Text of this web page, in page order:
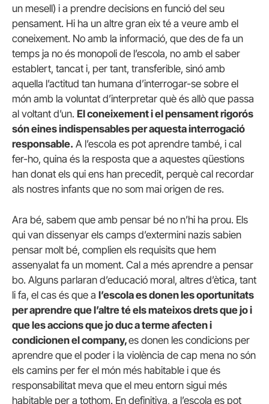
un mesell) i a prendre decisions en funció del seu
pensament. Hi ha un altre gran eix té a veure amb el
coneixement. No amb la informació, que des de fa un
temps ja no és monopoli de l’escola, no amb el saber
establert, tancat i, per tant, transferible, sinó amb
aquella l’actitud tan humana d’interrogar-se sobre el
món amb la voluntat d’interpretar què és allò que passa
al voltant d’un. El coneixement i el pensament rigorós
són eines indispensables per aquesta interrogació
responsable. A l’escola es pot aprendre també, i cal
fer-ho, quina és la resposta que a aquestes qüestions
han donat els qui ens han precedit, perquè cal recordar
als nostres infants que no som mai origen de res.
Ara bé, sabem que amb pensar bé no n’hi ha prou. Els
qui van dissenyar els camps d’extermini nazis sabien
pensar molt bé, complien els requisits que hem
assenyalat fa un moment. Cal a més aprendre a pensar
bo. Alguns parlaran d’educació moral, altres d’ètica, tant
li fa, el cas és que a l’escola es donen les oportunitats
per aprendre que l’altre té els mateixos drets que jo i
que les accions que jo duc a terme afecten i
condicionen el company,es donen les condicions per
aprendre que el poder i la violència de cap mena no són
els camins per fer el món més habitable i que és
responsabilitat meva que el meu entorn sigui més
habitable per a tothom. En definitiva, a l’escola es pot